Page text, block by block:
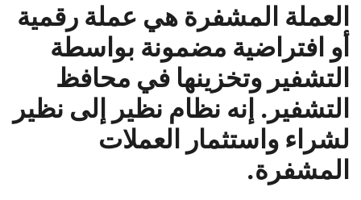
العملة المشفرة هي عملة رقمية
أو افتراضية مضمونة بواسطة
التشفير وتخزينها في محافظ
التشفير. إنه نظام نظير إلى نظير
لشراء واستثمار العملات
المشفرة.